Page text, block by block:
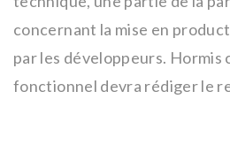
concernant la mise en
par les développeurs. Hormis
fonctionnel devra rédiger le